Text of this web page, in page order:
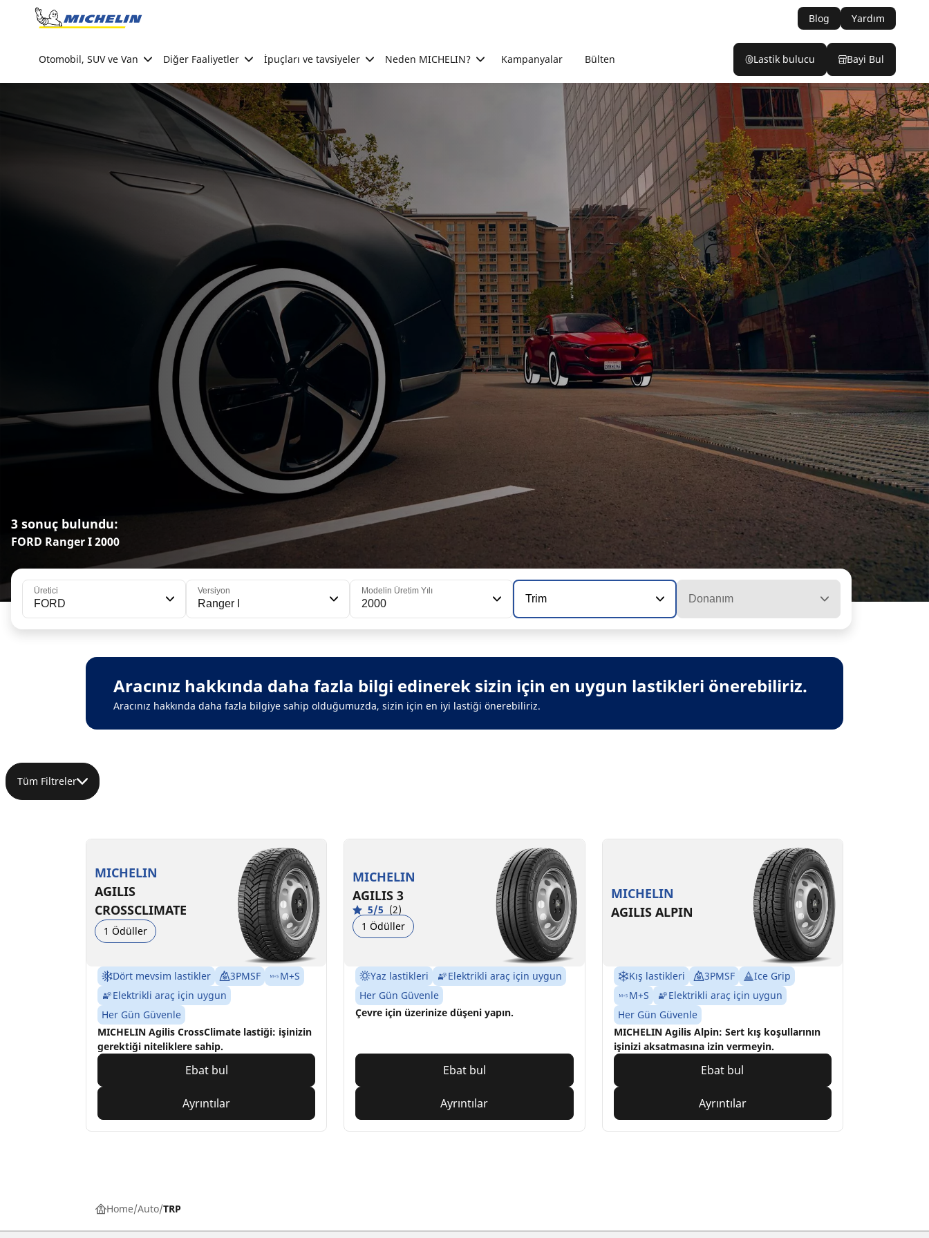
Go to page content
Blog Yardım
Otomobil, SUV ve Van Diğer Faaliyetler İpuçları ve tavsiyeler Neden MICHELIN? Kampanyalar Bülten Lastik bulucu Bayi Bul
3 sonuç bulundu:
FORD Ranger I 2000
Üretici
FORD
Versiyon
Ranger I
Modelin Üretim Yılı
2000 Trim Donanım
Aracınız hakkında daha fazla bilgi edinerek sizin için en uygun lastikleri önerebiliriz.
Aracınız hakkında daha fazla bilgiye sahip olduğumuzda, sizin için en iyi lastiği önerebiliriz.
Tüm Filtreler
MICHELIN
AGILIS
CROSSCLIMATE
1 Ödüller
Dört mevsim lastikler 3PMSF
M+S
Elektrikli araç için uygun
Her Gün Güvenle
MICHELIN Agilis CrossClimate lastiği: işinizin
gerektiği niteliklere sahip.
Ebat bul
Ayrıntılar
MICHELIN
AGILIS 3
5/5 (2)
1 Ödüller
Yaz lastikleri
Elektrikli araç için uygun
Her Gün Güvenle
Çevre için üzerinize düşeni yapın.
Ebat bul
Ayrıntılar
MICHELIN
AGILIS ALPIN
Kış lastikleri 3PMSF
Ice Grip
M+S
Elektrikli araç için uygun
Her Gün Güvenle
MICHELIN Agilis Alpin: Sert kış koşullarının
işinizi aksatmasına izin vermeyin.
Ebat bul
Ayrıntılar
Home Auto TRP